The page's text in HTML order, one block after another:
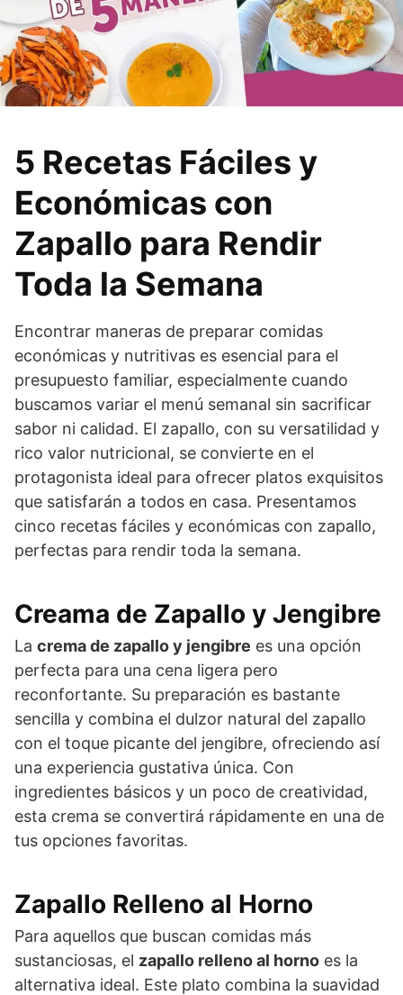
5 Recetas Fáciles y
Económicas con
Zapallo para Rendir
Toda la Semana
Encontrar maneras de preparar comidas
económicas y nutritivas es esencial para el
presupuesto familiar, especialmente cuando
buscamos variar el menú semanal sin sacrificar
sabor ni calidad. El zapallo, con su versatilidad y
rico valor nutricional, se convierte en el
protagonista ideal para ofrecer platos exquisitos
que satisfarán a todos en casa. Presentamos
cinco recetas fáciles y económicas con zapallo,
perfectas para rendir toda la semana.
Creama de Zapallo y Jengibre
La crema de zapallo y jengibre es una opción
perfecta para una cena ligera pero
reconfortante. Su preparación es bastante
sencilla y combina el dulzor natural del zapallo
con el toque picante del jengibre, ofreciendo así
una experiencia gustativa única. Con
ingredientes básicos y un poco de creatividad,
esta crema se convertirá rápidamente en una de
tus opciones favoritas.
Zapallo Relleno al Horno
Para aquellos que buscan comidas más
sustanciosas, el zapallo relleno al horno es la
alternativa ideal. Este plato combina la suavidad